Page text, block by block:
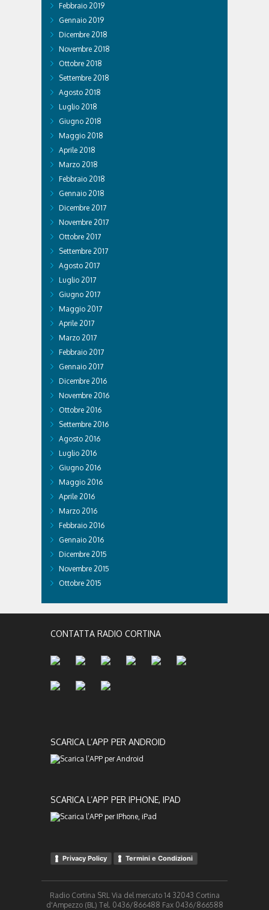
Febbraio 2019
Gennaio 2019
Dicembre 2018
Novembre 2018
Ottobre 2018
Settembre 2018
Agosto 2018
Luglio 2018
Giugno 2018
Maggio 2018
Aprile 2018
Marzo 2018
Febbraio 2018
Gennaio 2018
Dicembre 2017
Novembre 2017
Ottobre 2017
Settembre 2017
Agosto 2017
Luglio 2017
Giugno 2017
Maggio 2017
Aprile 2017
Marzo 2017
Febbraio 2017
Gennaio 2017
Dicembre 2016
Novembre 2016
Ottobre 2016
Settembre 2016
Agosto 2016
Luglio 2016
Giugno 2016
Maggio 2016
Aprile 2016
Marzo 2016
Febbraio 2016
Gennaio 2016
Dicembre 2015
Novembre 2015
Ottobre 2015
CONTATTA RADIO CORTINA
SCARICA L’APP PER ANDROID
SCARICA L’APP PER IPHONE, IPAD
Privacy Policy Termini e Condizioni
Radio Cortina SRL Via del mercato 14 32043 Cortina
d'Ampezzo (BL) Tel. 0436/866488 Fax 0436/866588